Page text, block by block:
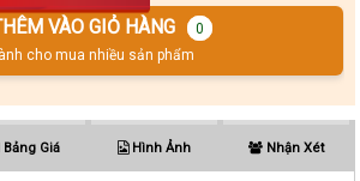
VÀO GIỎ HÀNG
0
cho mua nhiều sản phẩm
Bảng Giá Hình Ảnh Nhận Xét